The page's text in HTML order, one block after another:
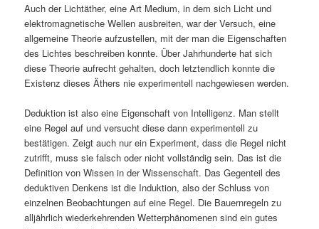
Auch der Lichtäther, eine Art Medium, in dem sich Licht und
elektromagnetische Wellen ausbreiten, war der Versuch, eine
allgemeine Theorie aufzustellen, mit der man die Eigenschaften
des Lichtes beschreiben konnte. Über Jahrhunderte hat sich
diese Theorie aufrecht gehalten, doch letztendlich konnte die
Existenz dieses Äthers nie experimentell nachgewiesen werden.
Deduktion ist also eine Eigenschaft von Intelligenz. Man stellt
eine Regel auf und versucht diese dann experimentell zu
bestätigen. Zeigt auch nur ein Experiment, dass die Regel nicht
zutrifft, muss sie falsch oder nicht vollständig sein. Das ist die
Definition von Wissen in der Wissenschaft. Das Gegenteil des
deduktiven Denkens ist die Induktion, also der Schluss von
einzelnen Beobachtungen auf eine Regel. Die Bauernregeln zu
alljährlich wiederkehrenden Wetterphänomenen sind ein gutes